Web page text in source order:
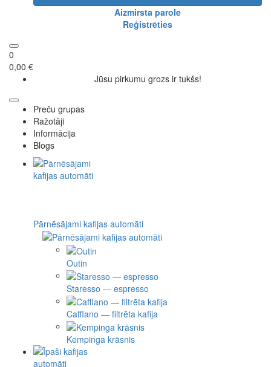
Aizmirsta parole
Reģistrēties
0
0,00 €
Jūsu pirkumu grozs ir tukšs!
Preču grupas
Ražotāji
Informācija
Blogs
Pārnēsājami kafijas automāti
Outin
Staresso — espresso
Cafflano — filtrēta kafija
Kempinga krāsnis